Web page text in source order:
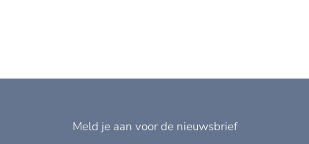
Meld je aan voor de nieuwsbrief